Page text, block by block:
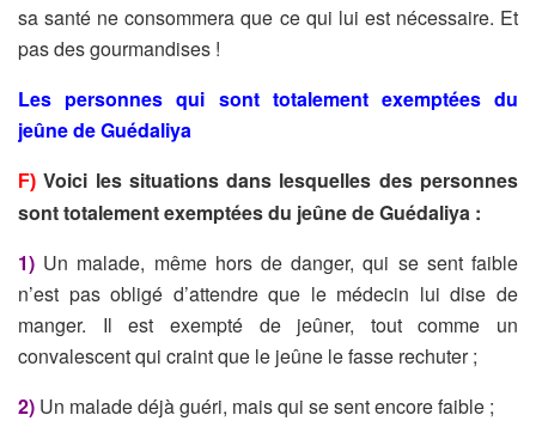
sa santé ne consommera que ce qui lui est nécessaire. Et
pas des gourmandises !
Les personnes qui sont totalement exemptées du
jeûne de Guédaliya
F)Voici les situations dans lesquelles des personnes
sont totalement exemptéesdu jeûne de Guédaliya :
1) Un malade, même hors de danger, qui se sent faible
n’est pas obligé d’attendre que le médecin lui dise de
manger. Il est exempté de jeûner, tout comme un
convalescent qui craint que le jeûne le fasse rechuter ;
2) Un malade déjà guéri, mais qui se sent encore faible ;